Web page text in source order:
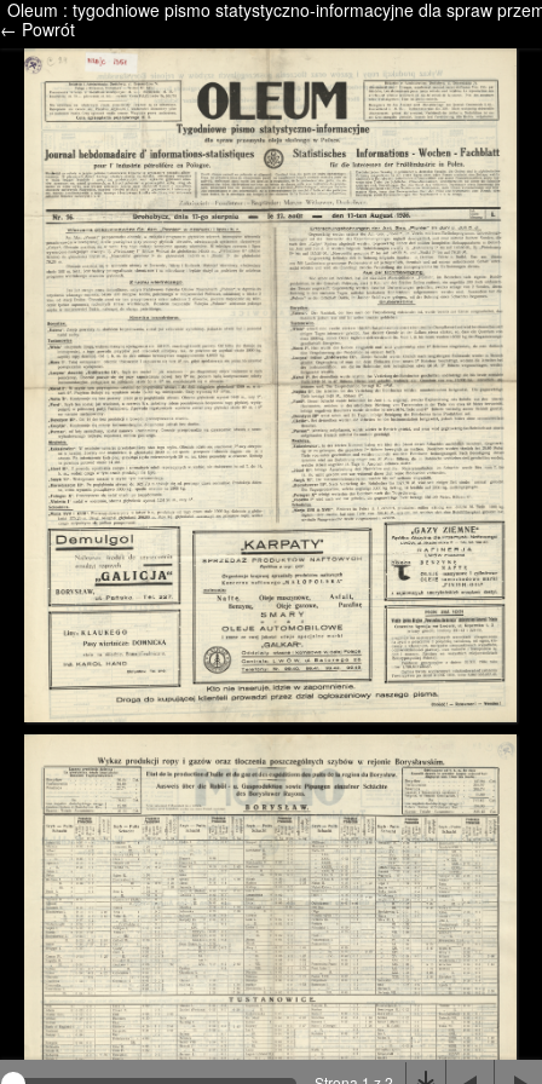
/* */ /* */ /* pliki_strona_po_stronie */
Oleum : tygodniowe pismo statystyczno-informacyjne dla spraw
← Powrót
Na stronie wykorzystywane są pliki cookie, bądź
podobne rozwiązania. Aby poznać szczegóły zapoznaj
się zpolityką prywatności.
Rozumiem